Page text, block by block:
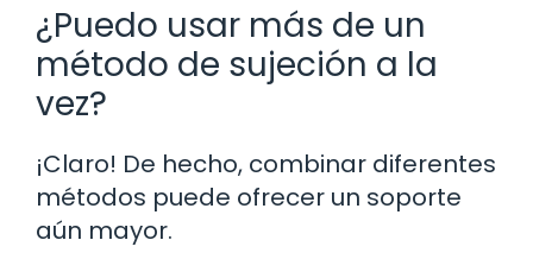
¿Puedo usar más de un
método de sujeción a la
vez?
¡Claro! De hecho, combinar diferentes
métodos puede ofrecer un soporte
aún mayor.